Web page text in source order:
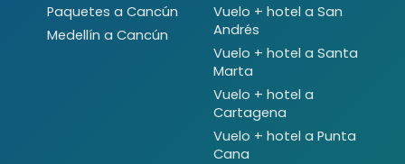
Paquetes a Cancún
Medellín a Cancún
Vuelo + hotel a San
Andrés
Vuelo + hotel a Santa
Marta
Vuelo + hotel a
Cartagena
Vuelo + hotel a Punta
Cana